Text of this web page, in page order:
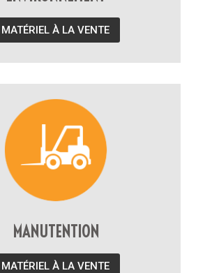
MATÉRIEL À LA VENTE
MANUTENTION
MATÉRIEL À LA VENTE